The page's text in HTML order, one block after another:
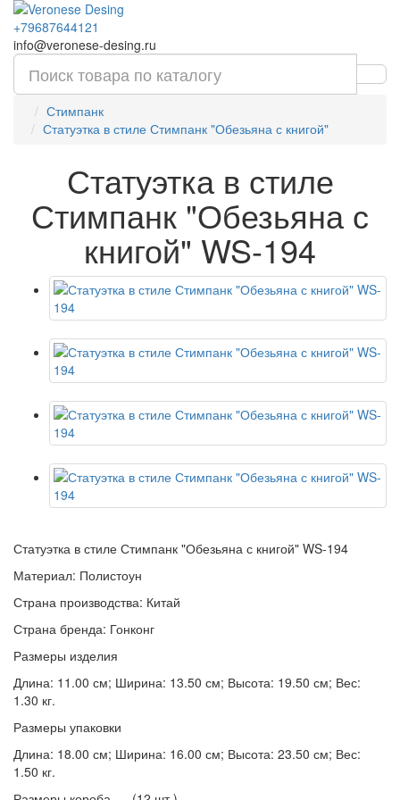
+79687644121
info@veronese-desing.ru
Стимпанк
Статуэтка в стиле Стимпанк "Обезьяна с книгой"
Статуэтка в стиле
Стимпанк "Обезьяна с
книгой" WS-194
Статуэтка в стиле Стимпанк "Обезьяна с книгой" WS-194
Материал: Полистоун
Страна производства: Китай
Страна бренда: Гонконг
Размеры изделия
Длина: 11.00 см; Ширина: 13.50 см; Высота: 19.50 см; Вес:
1.30 кг.
Размеры упаковки
Длина: 18.00 см; Ширина: 16.00 см; Высота: 23.50 см; Вес:
1.50 кг.